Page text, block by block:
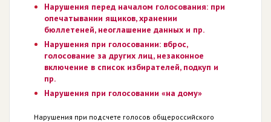
Нарушения перед началом голосования: при
опечатывании ящиков, хранении
бюллетеней, неоглашение данных и пр.
Нарушения при голосовании: вброс,
голосование за других лиц, незаконное
включение в список избирателей, подкуп и
пр.
Нарушения при голосовании «на дому»
Нарушения при подсчете голосов общероссийского